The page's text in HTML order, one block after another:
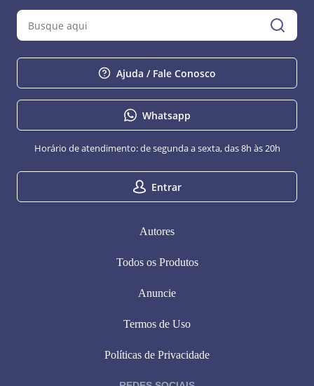
Ajuda / Fale Conosco
Whatsapp
Entrar
Horário de atendimento: de segunda a sexta, das 8h às 20h
Autores
Todos os Produtos
Anuncie
Termos de Uso
Políticas de Privacidade